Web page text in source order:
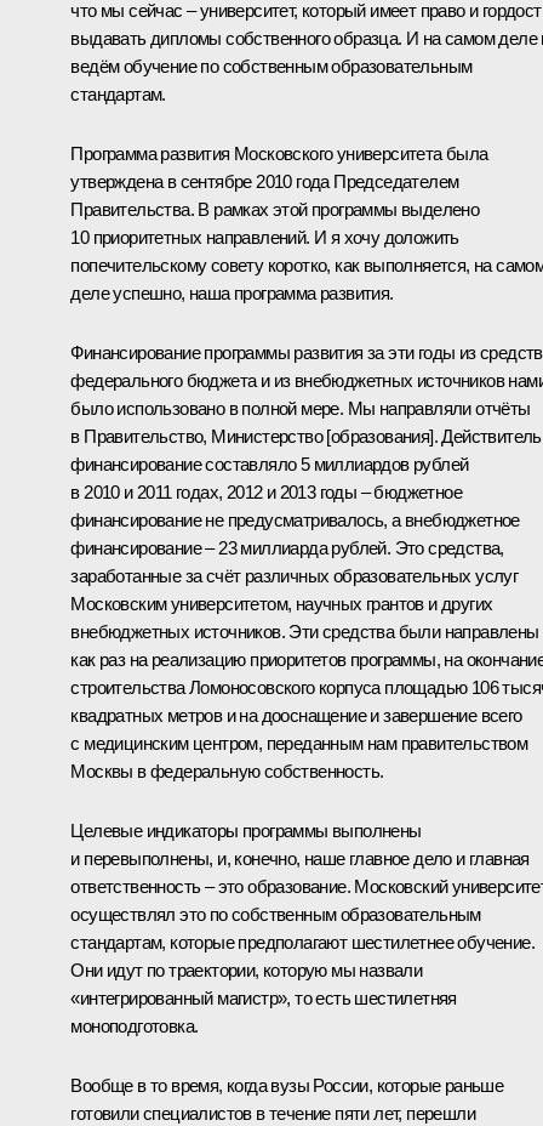
что мы сейчас – университет, который имеет право и
выдавать дипломы собственного образца. И на самом
ведём обучение по собственным образовательным
стандартам.
Программа развития Московского университета была
утверждена в сентябре 2010 года Председателем
Правительства. В рамках этой программы выделено
10 приоритетных направлений. И я хочу доложить
попечительскому совету коротко, как выполняется, на
деле успешно, наша программа развития.
Финансирование программы развития за эти годы из средств
федерального бюджета и из внебюджетных источников
было использовано в полной мере. Мы направляли отчёты
в Правительство, Министерство [образования].
финансирование составляло 5 миллиардов рублей
в 2010 и 2011 годах, 2012 и 2013 годы – бюджетное
финансирование не предусматривалось, а внебюджетное
финансирование – 23 миллиарда рублей. Это средства,
заработанные за счёт различных образовательных услуг
Московским университетом, научных грантов и других
внебюджетных источников. Эти средства были направлены
как раз на реализацию приоритетов программы, на
строительства Ломоносовского корпуса площадью 106
квадратных метров и на дооснащение и завершение всего
с медицинским центром, переданным нам правительством
Москвы в федеральную собственность.
Целевые индикаторы программы выполнены
и перевыполнены, и, конечно, наше главное дело и главная
ответственность – это образование. Московский
осуществлял это по собственным образовательным
стандартам, которые предполагают шестилетнее обучение.
Они идут по траектории, которую мы назвали
«интегрированный магистр», то есть шестилетняя
моноподготовка.
Вообще в то время, когда вузы России, которые раньше
готовили специалистов в течение пяти лет, перешли